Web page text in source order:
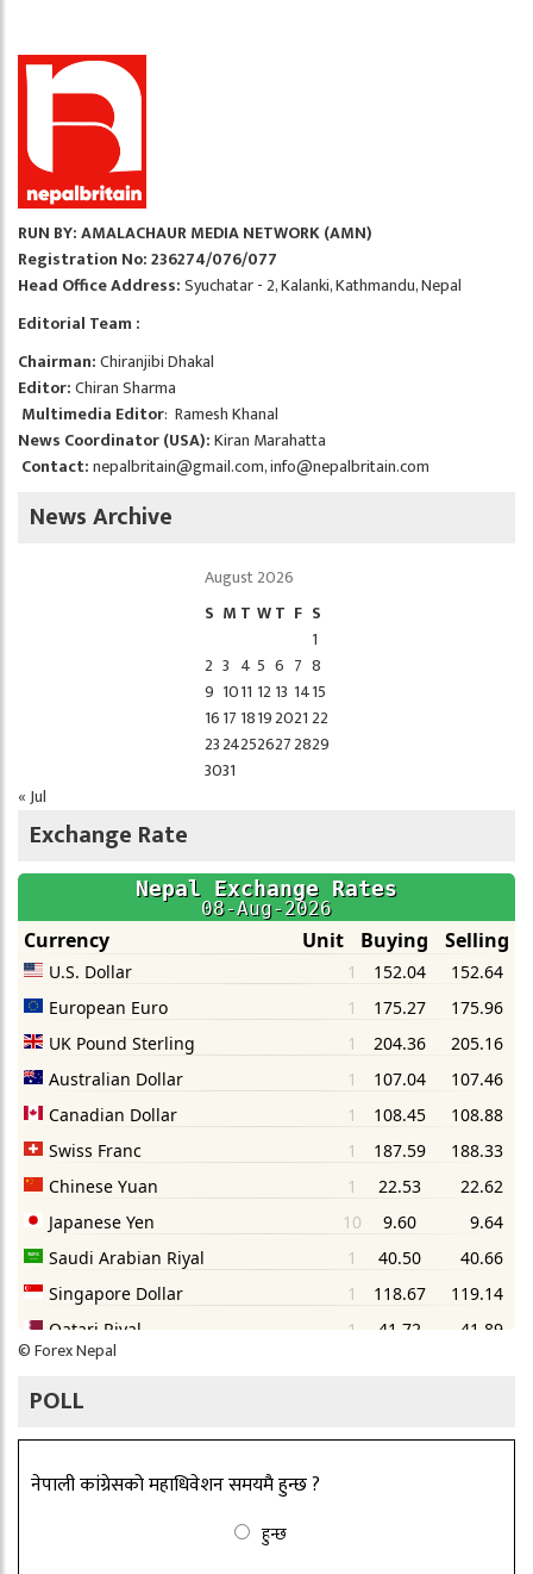
RUN BY: AMALACHAUR MEDIA NETWORK (AMN)
Registration No: 236274/076/077
Head Office Address:Syuchatar - 2, Kalanki, Kathmandu, Nepal
Editorial Team :
Chairman:Chiranjibi Dhakal
Editor:Chiran Sharma
Multimedia Editor: Ramesh Khanal
News Coordinator (USA):Kiran Marahatta
Contact:nepalbritain@gmail.com,info@nepalbritain.com
News Archive
August 2026
S M T WT F S
1
2 3 4 5 6 7 8
9 1011 12 13 1415
1617 1819202122
23242526272829
3031
« Jul
Exchange Rate
©Forex Nepal
POLL
नेपाली कांग्रेसको महाधिवेशन समयमै हुन्छ ?
हुन्छ